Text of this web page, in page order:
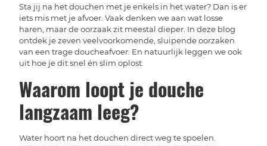
Sta jij na het douchen met je enkels in het water? Dan is er
iets mis met je afvoer. Vaak denken we aan wat losse
haren, maar de oorzaak zit meestal dieper. In deze blog
ontdek je zeven veelvoorkomende, sluipende oorzaken
van een trage doucheafvoer. En natuurlijk leggen we ook
uit hoe je dit snel én slim oplost.
Waarom loopt je douche
langzaam leeg?
Water hoort na het douchen direct weg te spoelen.